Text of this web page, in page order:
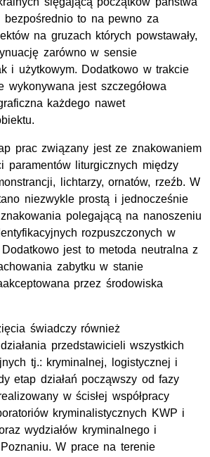
to na pewno za
na gruzach których powstawały,
zarówno w sensie
i użytkowym. Dodatkowo w trakcie
wykonywana jest szczegółowa
każdego nawet
prac związany jest ze znakowaniem
paramentów liturgicznych między
lichtarzy, ornatów, rzeźb. W
niezwykle prostą i jednocześnie
polegającą na nanoszeniu
rozpuszczonych w
jest to metoda neutralna z
zabytku w stanie
przez środowiska
świadczy również
przedstawicieli wszystkich
tj.: kryminalnej, logistycznej i
etap działań począwszy od fazy
w ścisłej współpracy
kryminalistycznych KWP i
wydziałów kryminalnego i
W prace na terenie